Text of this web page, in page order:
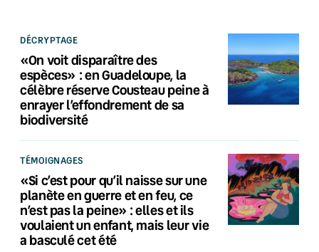
DÉCRYPTAGE
«On voit disparaître des
espèces» : en Guadeloupe, la
célèbre réserve Cousteau peine à
enrayer l’effondrement de sa
biodiversité
TÉMOIGNAGES
«Si c’est pour qu’il naisse sur une
planète en guerre et en feu, ce
n’est pas la peine» : elles et ils
voulaient un enfant, mais leur vie
a basculé cet été